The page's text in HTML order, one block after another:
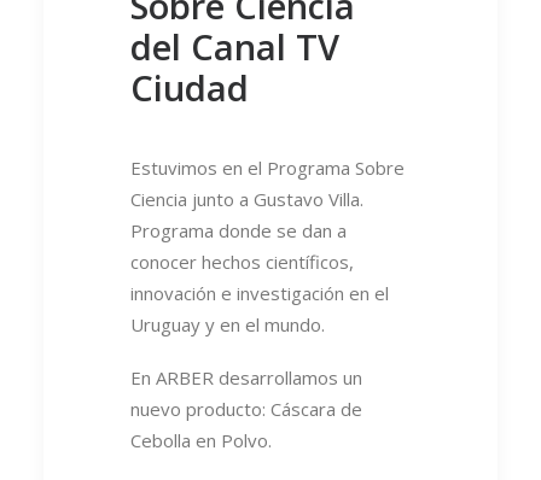
del Canal TV
Ciudad
Estuvimos en el Programa Sobre
Ciencia junto a Gustavo Villa.
Programa donde se dan a
conocer hechos científicos,
innovación e investigación en el
Uruguay y en el mundo.
En ARBER desarrollamos un
nuevo producto: Cáscara de
Cebolla en Polvo.